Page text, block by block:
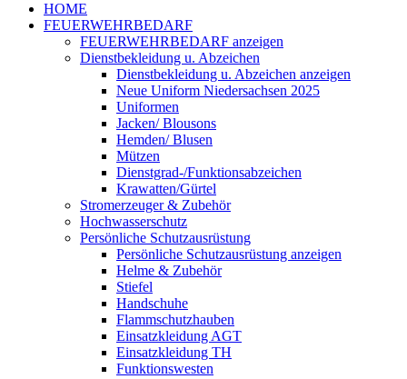
HOME
FEUERWEHRBEDARF
FEUERWEHRBEDARF anzeigen
Dienstbekleidung u. Abzeichen
Dienstbekleidung u. Abzeichen anzeigen
Neue Uniform Niedersachsen 2025
Uniformen
Jacken/ Blousons
Hemden/ Blusen
Mützen
Dienstgrad-/Funktionsabzeichen
Krawatten/Gürtel
Stromerzeuger & Zubehör
Hochwasserschutz
Persönliche Schutzausrüstung
Persönliche Schutzausrüstung anzeigen
Helme & Zubehör
Stiefel
Handschuhe
Flammschutzhauben
Einsatzkleidung AGT
Einsatzkleidung TH
Funktionswesten